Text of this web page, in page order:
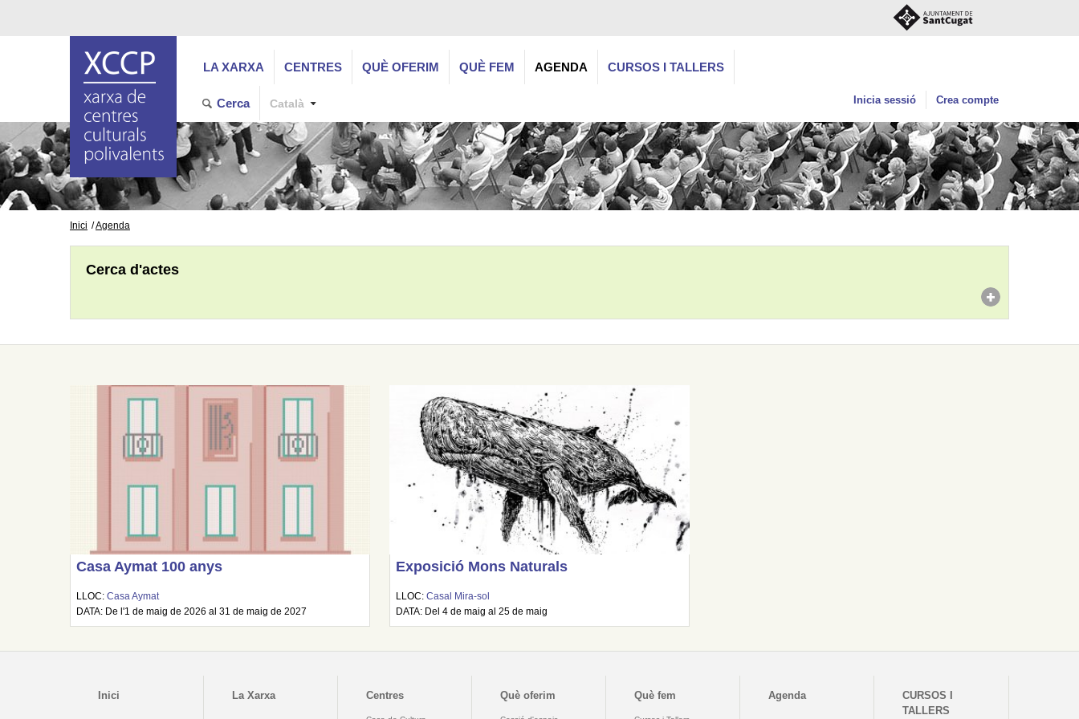
LA XARXA CENTRES QUÈ OFERIM QUÈ FEM AGENDA CURSOS I TALLERS
Cerca Català Inicia sessió Crea compte
Inici Agenda
Cerca d'actes
Casa Aymat 100 anys
LLOC:Casa Aymat
DATA: De l'1 de maig de 2026 al 31 de maig de 2027
Exposició Mons Naturals
LLOC:Casal Mira-sol
DATA: Del 4 de maig al 25 de maig
Inici La Xarxa Centres Què oferim Què fem Agenda
CURSOS I
TALLERS